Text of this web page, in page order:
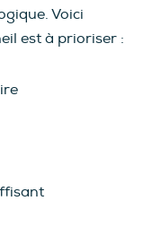
Voici
est à prioriser :